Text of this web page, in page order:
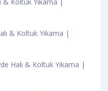
& Koltuk Yıkama |
Halı & Koltuk Yıkama |